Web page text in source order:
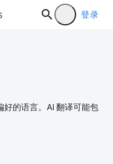
登录
的语言。AI 翻译可能包